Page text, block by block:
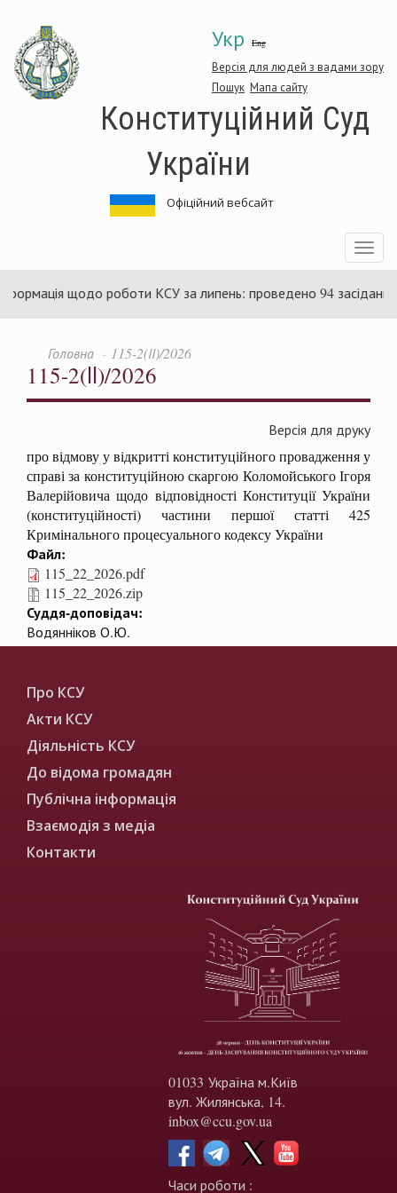
основного
матеріалу
Укр Eng
Версія для людей з вадами зору
Пошук Мапа сайту
Конституційний Суд
України
Офіційний вебсайт
Toggle
щодо роботи КСУ за липень: проведено 94 засідання
Головна 115-2(ІІ)/2026
115-2(ІІ)/2026
Версія для друку
про відмову у відкритті конституційного провадження у
справі за конституційною скаргою Коломойського Ігоря
Валерійовича щодо відповідності Конституції України
(конституційності) частини першої статті 425
Кримінального процесуального кодексу України
Файл:
115_22_2026.pdf
115_22_2026.zip
Суддя-доповідач:
Водянніков О.Ю.
Про КСУ
Акти КСУ
Діяльність КСУ
До відома громадян
Публічна інформація
Взаємодія з медіа
Контакти
01033 Україна м.Київ
вул. Жилянська, 14.
inbox@ccu.gov.ua
Часи роботи :